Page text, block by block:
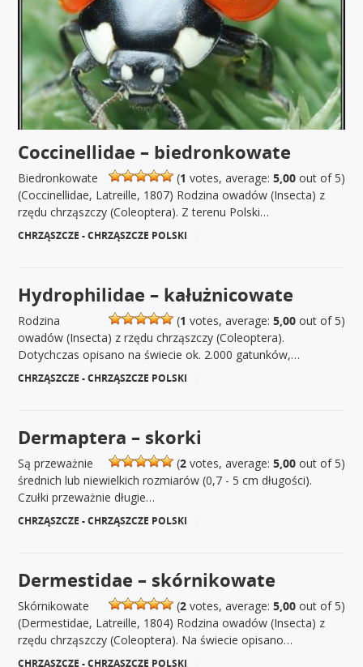
Coccinellidae – biedronkowate
(1 votes, average: 5,00out of 5)
Biedronkowate
(Coccinellidae, Latreille, 1807) Rodzina owadów (Insecta) z
rzędu chrząszczy (Coleoptera). Z terenu Polski…
CHRZĄSZCZE - CHRZĄSZCZE POLSKI
Hydrophilidae – kałużnicowate
(1 votes, average: 5,00out of 5)
Rodzina
owadów (Insecta) z rzędu chrząszczy (Coleoptera).
Dotychczas opisano na świecie ok. 2.000 gatunków,…
CHRZĄSZCZE - CHRZĄSZCZE POLSKI
Dermaptera – skorki
(2votes, average: 5,00out of 5)
Są przeważnie
średnich lub niewielkich rozmiarów (0,7 - 5 cm długości).
Czułki przeważnie długie…
CHRZĄSZCZE - CHRZĄSZCZE POLSKI
Dermestidae – skórnikowate
(2votes, average: 5,00out of 5)
Skórnikowate
(Dermestidae, Latreille, 1804) Rodzina owadów (Insecta) z
rzędu chrząszczy (Coleoptera). Na świecie opisano…
CHRZĄSZCZE - CHRZĄSZCZE POLSKI